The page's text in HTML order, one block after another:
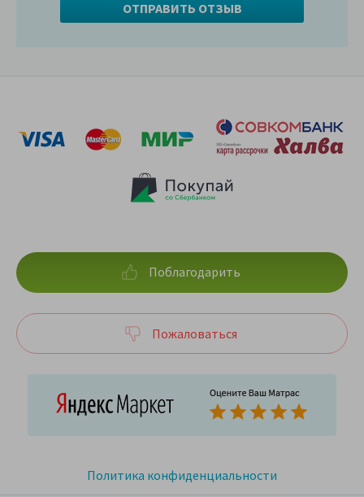
Политика конфиденциальности
Поблагодарить
Пожаловаться